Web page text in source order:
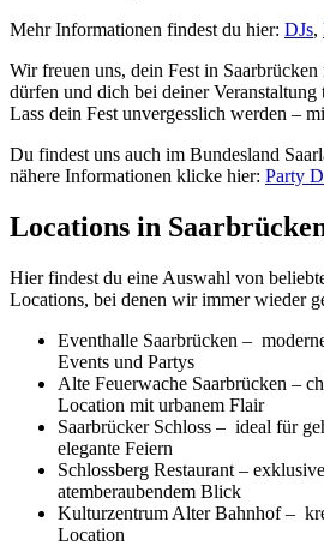
Mehr Informationen findest du hier: DJs,
Wir freuen uns, dein Fest in
dürfen und dich bei deiner Veranstaltung
Lass dein Fest unvergesslich werden –
Du findest uns auch im Bundesland
nähere Informationen klicke hier: Party
Locations in
Hier findest du eine Auswahl von
Locations, bei denen wir immer wieder
Eventhalle Saarbrücken –
Events und Partys
Alte Feuerwache Saarbrücken –
Location mit urbanem Flair
Saarbrücker Schloss – ideal für
elegante Feiern
Schlossberg Restaurant –
atemberaubendem Blick
Kulturzentrum Alter Bahnhof –
Location